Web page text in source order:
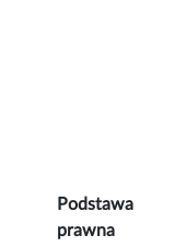
Podstawa
prawna